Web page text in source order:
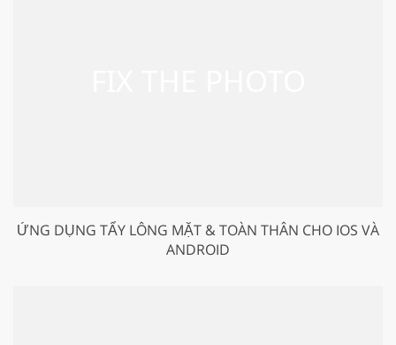
ỨNG DỤNG TẨY LÔNG MẶT & TOÀN THÂN CHO IOS VÀ
ANDROID